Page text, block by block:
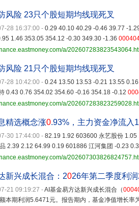
风险 23只个股短期均线现死叉
28 16:37:00 - 0.29 40.10 40.29 -0.46 39.77 -
1.46 353.05 354.12 -0.30 349.30 -1.36
a/
风险 21只个股短期均线现死叉
28 10:42:00 - 0.24 13.50 13.53 -0.21 13.55
0.43 0.76 354.02 354.60 -0.16 354.18 -0.12
a/
精选概念涨0.93%，主力资金净流入
30 17:44:00 - 82.19 1.92 603600 永艺股份
2.39 2.12 64.99 0.19 601886 江河集团 -0.23
a/
新兴成长混合：2026年第二季度利
21 09:19:27 -AI基金易方达新兴成长混合（
本期利润5.6471元。报告期内，基金净值增